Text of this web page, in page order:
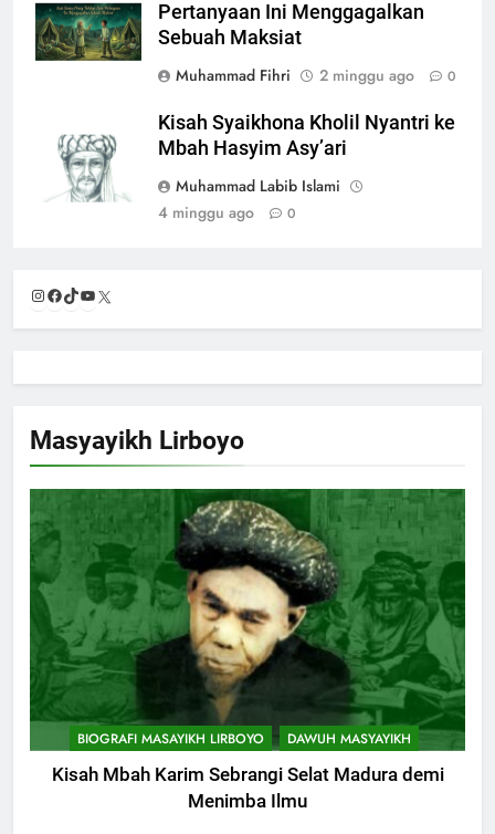
Pertanyaan Ini Menggagalkan
Sebuah Maksiat
Muhammad Fihri
2 minggu ago 0
Kisah Syaikhona Kholil Nyantri ke
Mbah Hasyim Asy’ari
Muhammad Labib Islami
4 minggu ago
0
Instagram
Facebook
TikTok
YouTube
Masyayikh Lirboyo
BIOGRAFI MASAYIKH LIRBOYO DAWUH MASYAYIKH
Kisah Mbah Karim Sebrangi Selat Madura demi
Menimba Ilmu